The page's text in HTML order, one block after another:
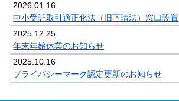
2026.01.16
中小受託取引適正化法（旧下請法）窓口設置
2025.12.25
年末年始休業のお知らせ
2025.10.16
プライバシーマーク認定更新のお知らせ